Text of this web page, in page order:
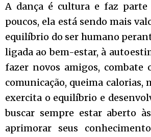
A dança é cultura e faz parte
poucos, ela está sendo mais
equilíbrio do ser humano
ligada ao bem-estar, à
fazer novos amigos, combate
comunicação, queima
exercita o equilíbrio e
buscar sempre estar aberto
aprimorar seus